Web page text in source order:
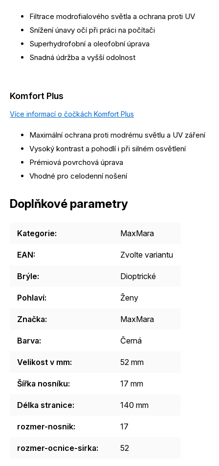
Filtrace modrofialového světla a ochrana proti UV
Snížení únavy očí při práci na počítači
Superhydrofobní a oleofobní úprava
Snadná údržba a vyšší odolnost
Komfort Plus
Více informací o čočkách Komfort Plus
Maximální ochrana proti modrému světlu a UV záření
Vysoký kontrast a pohodlí i při silném osvětlení
Prémiová povrchová úprava
Vhodné pro celodenní nošení
Doplňkové parametry
Kategorie: MaxMara
EAN: Zvolte variantu
Brýle: Dioptrické
Pohlaví: Ženy
Značka: MaxMara
Barva: Černá
Velikost v mm: 52 mm
Šířka nosníku: 17 mm
Délka stranice: 140 mm
rozmer-nosnik: 17
rozmer-ocnice-sirka: 52